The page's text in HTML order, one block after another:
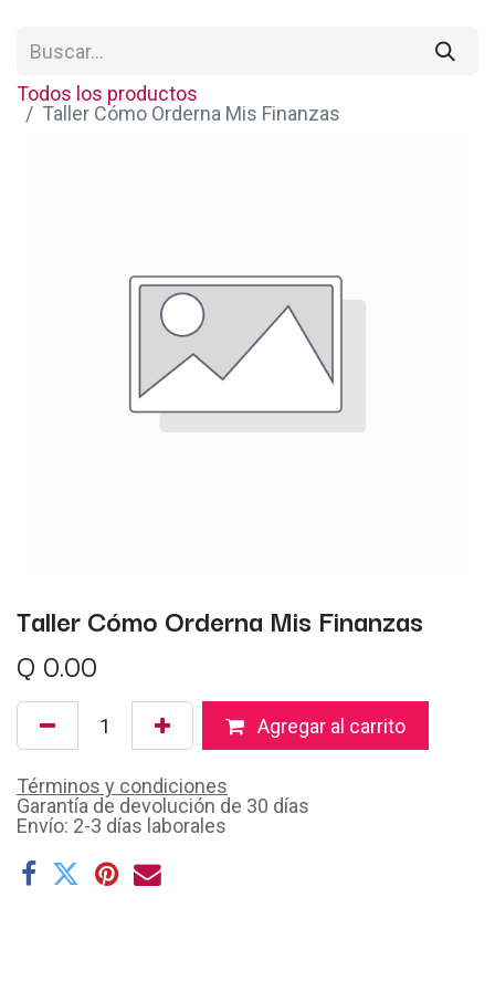
Todos los productos
Taller Cómo Orderna Mis Finanzas
Taller Cómo Orderna Mis Finanzas
Q 0.00
Agregar al carrito
Términos y condiciones
Garantía de devolución de 30 días
Envío: 2-3 días laborales